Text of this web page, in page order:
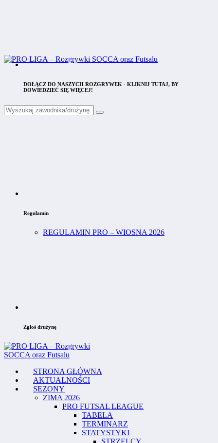
DOŁĄCZ DO NASZYCH ROZGRYWEK - KLIKNIJ TUTAJ, BY
DOWIEDZIEĆ SIĘ WIĘCEJ!
Regulamin
REGULAMIN PRO – WIOSNA 2026
Zgłoś drużynę
STRONA GŁÓWNA
AKTUALNOŚCI
SEZONY
ZIMA 2026
PRO FUTSAL LEAGUE
TABELA
TERMINARZ
STATYSTYKI
STRZELCY